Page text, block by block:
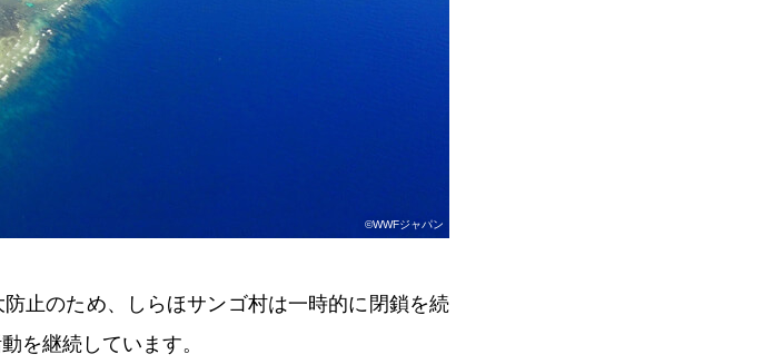
©WWFジャパン
止のため、しらほサンゴ村は一時的に閉鎖を続
を継続しています。